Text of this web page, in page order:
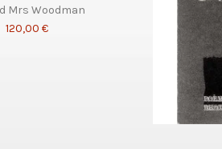
Mrs Woodman
120,00 €